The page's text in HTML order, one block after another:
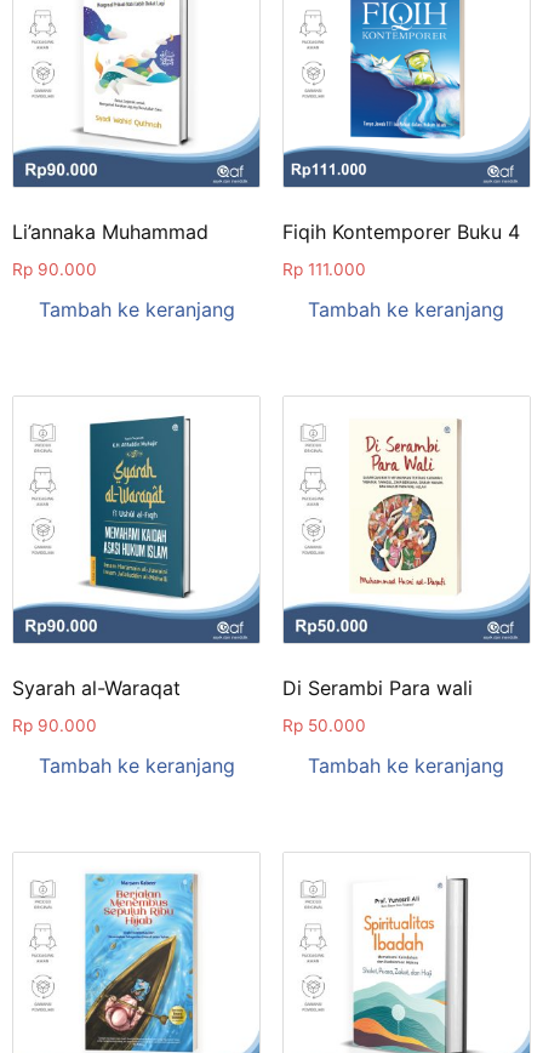
Li’annaka Muhammad
Rp 90.000
Tambah ke keranjang
Fiqih Kontemporer Buku 4
Rp111.000
Tambah ke keranjang
Syarah al-Waraqat
Rp 90.000
Tambah ke keranjang
Di Serambi Para wali
Rp50.000
Tambah ke keranjang